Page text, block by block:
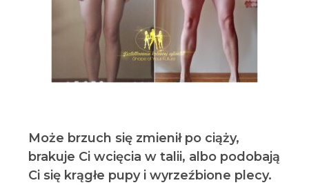
Może brzuch się zmienił po ciąży,
brakuje Ci wcięcia w talii, albo podobają
Ci się krągłe pupy i wyrzeźbione plecy.